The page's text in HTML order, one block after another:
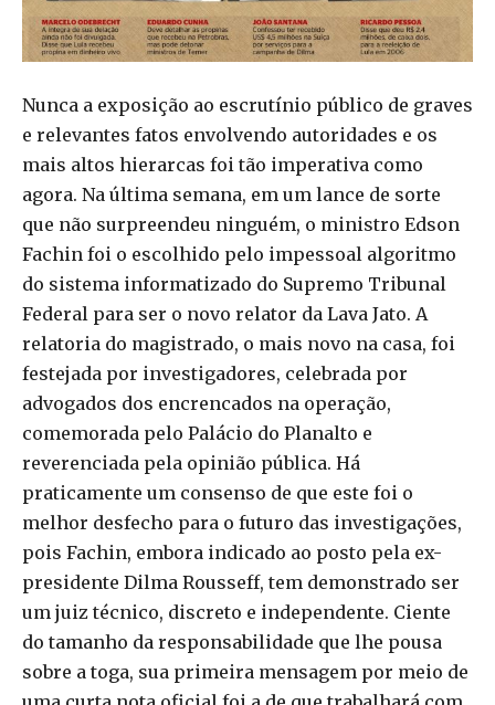
Nunca a exposição ao escrutínio público de graves
e relevantes fatos envolvendo autoridades e os
mais altos hierarcas foi tão imperativa como
agora. Na última semana, em um lance de sorte
que não surpreendeu ninguém, o ministro Edson
Fachin foi o escolhido pelo impessoal algoritmo
do sistema informatizado do Supremo Tribunal
Federal para ser o novo relator da Lava Jato. A
relatoria do magistrado, o mais novo na casa, foi
festejada por investigadores, celebrada por
advogados dos encrencados na operação,
comemorada pelo Palácio do Planalto e
reverenciada pela opinião pública. Há
praticamente um consenso de que este foi o
melhor desfecho para o futuro das investigações,
pois Fachin, embora indicado ao posto pela ex-
presidente Dilma Rousseff, tem demonstrado ser
um juiz técnico, discreto e independente. Ciente
do tamanho da responsabilidade que lhe pousa
sobre a toga, sua primeira mensagem por meio de